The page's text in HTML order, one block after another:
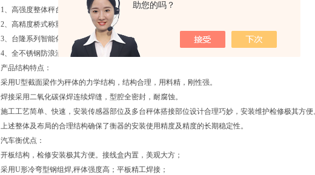
助您的吗？
1、高强度整体秤台（分段式）
2、高精度桥式称重传感器
3、台隆系列智能化交直流两用称重显示仪表（自带打印机）
4、全不锈钢防浪涌接线盒.
产品结构特点：
采用U型截面梁作为秤体的力学结构，结构合理，用料精，刚性强。
焊接采用二氧化碳保焊连续焊缝，型腔全密封，耐腐蚀。
施工工艺简单、快速，安装传感器部位及多台秤体搭接部位设计合理巧妙，安装维护检修极其方便
上述整体及布局的合理结构确保了衡器的安装使用精度及精度的长期稳定性。
汽车衡优点：
开板结构，检修安装极其方便。接线盒内置，美观大方；
采用U形冷弯型钢组焊,秤体强度高；平板精工焊接；